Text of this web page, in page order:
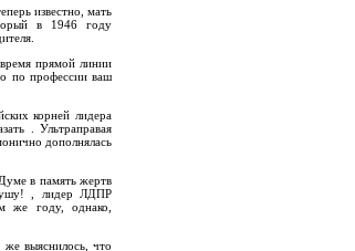
известно, мать
в 1946 году
прямой линии
по профессии ваш
корней лидера
. Ультраправая
дополнялась
в память жертв
, лидер ЛДПР
же году, однако,
выяснилось, что